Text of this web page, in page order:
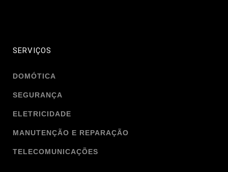
SERVIÇOS
DOMÓTICA
SEGURANÇA
ELETRICIDADE
MANUTENÇÃO E REPARAÇÃO
TELECOMUNICAÇÕES